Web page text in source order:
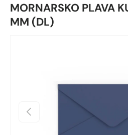
MORNARSKO PLAVA
MM (DL)
Prethodno